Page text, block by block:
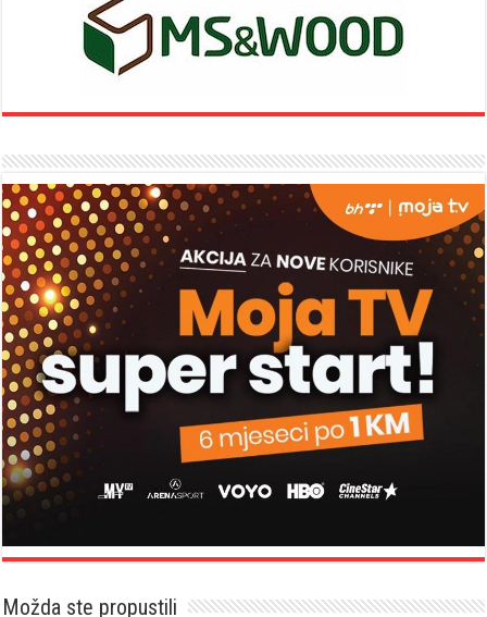
Možda ste propustili